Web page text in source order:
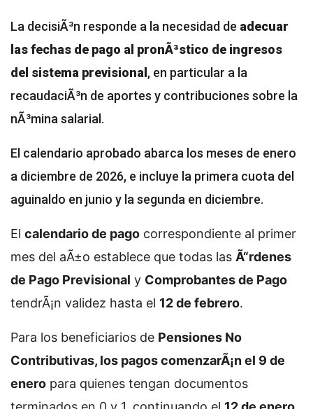
La decisiÃ³n responde a la necesidad de adecuar
las fechas de pago al pronÃ³stico de ingresos
del sistema previsional , en particular a la
recaudaciÃ³n de aportes y contribuciones sobre la
nÃ³mina salarial.
El calendario aprobado abarca los meses de enero
a diciembre de 2026, e incluye la primera cuota del
aguinaldo en junio y la segunda en diciembre.
El calendario de pago correspondiente al primer
mes del aÃ±o establece que todas las Ã“rdenes
de Pago Previsional y Comprobantes de Pago
tendrÃ¡n validez hasta el 12 de febrero.
Para los beneficiarios de Pensiones No
Contributivas, los pagos comenzarÃ¡n el 9 de
enero para quienes tengan documentos